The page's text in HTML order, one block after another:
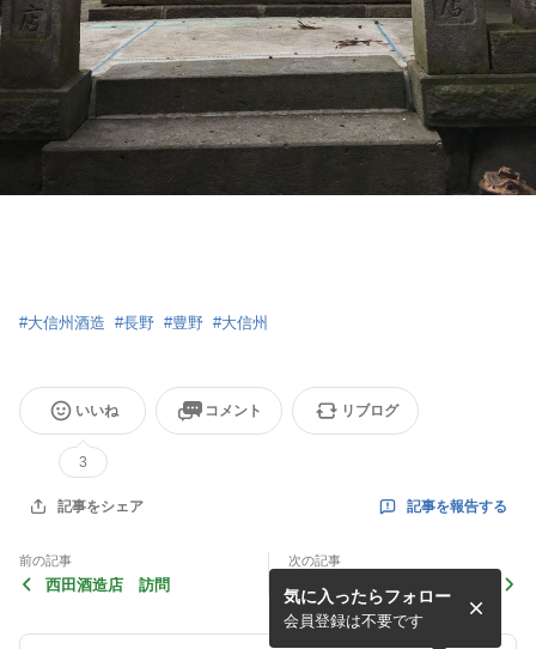
#大信州酒造 #長野 #豊野 #大信州
いいね
3
コメント リブログ
記事をシェア 記事を報告する
前の記事
西田酒造店 訪問
次の記事
秀鳳 純米大吟醸生原酒 出
羽燦々
気に入ったらフォロー
会員登録は不要です